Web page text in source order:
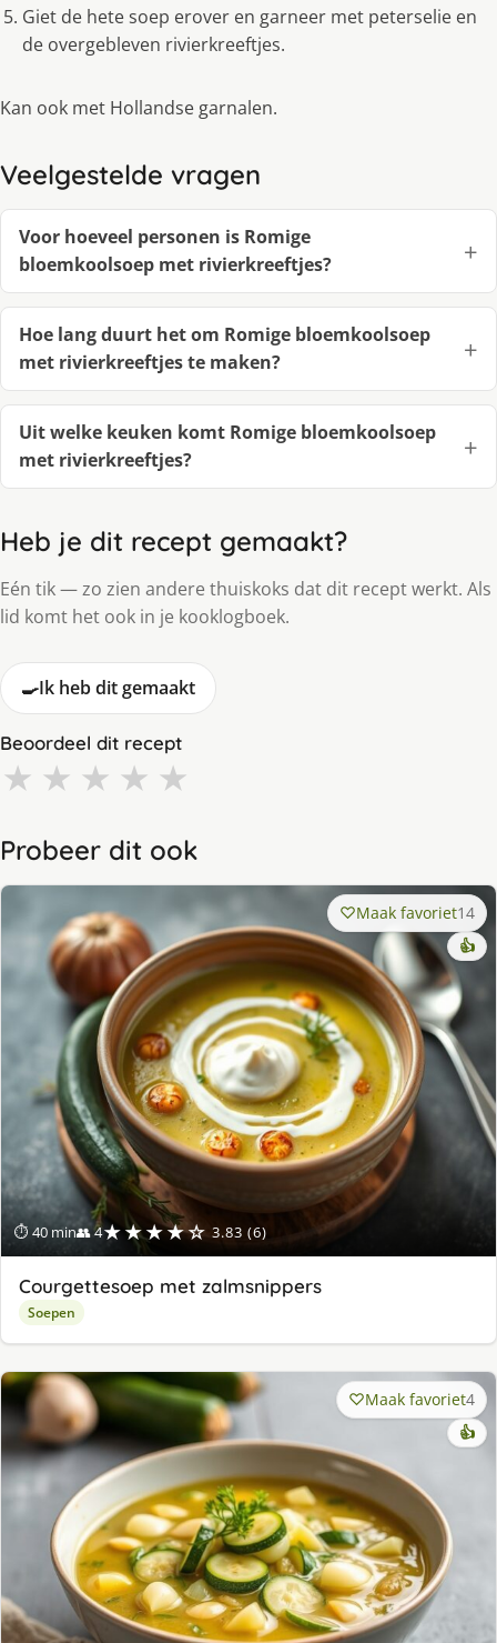
Giet de hete soep erover en garneer met peterselie en
de overgebleven rivierkreeftjes.
Kan ook met Hollandse garnalen.
Veelgestelde vragen
Voor hoeveel personen is Romige
bloemkoolsoep met rivierkreeftjes?
Hoe lang duurt het om Romige bloemkoolsoep
met rivierkreeftjes te maken?
Uit welke keuken komt Romige bloemkoolsoep
met rivierkreeftjes?
Heb je dit recept gemaakt?
Eén tik — zo zien andere thuiskoks dat dit recept werkt. Als
lid komt het ook in je kooklogboek.
🍳Ik heb dit gemaakt
Beoordeel dit recept
★ ★ ★ ★ ★
Probeer dit ook
⏱ 40 min👥 4★★★★☆ 3.83 (6)
Maak favoriet14
👍
Courgettesoep met zalmsnippers
Soepen
Maak favoriet4
👍